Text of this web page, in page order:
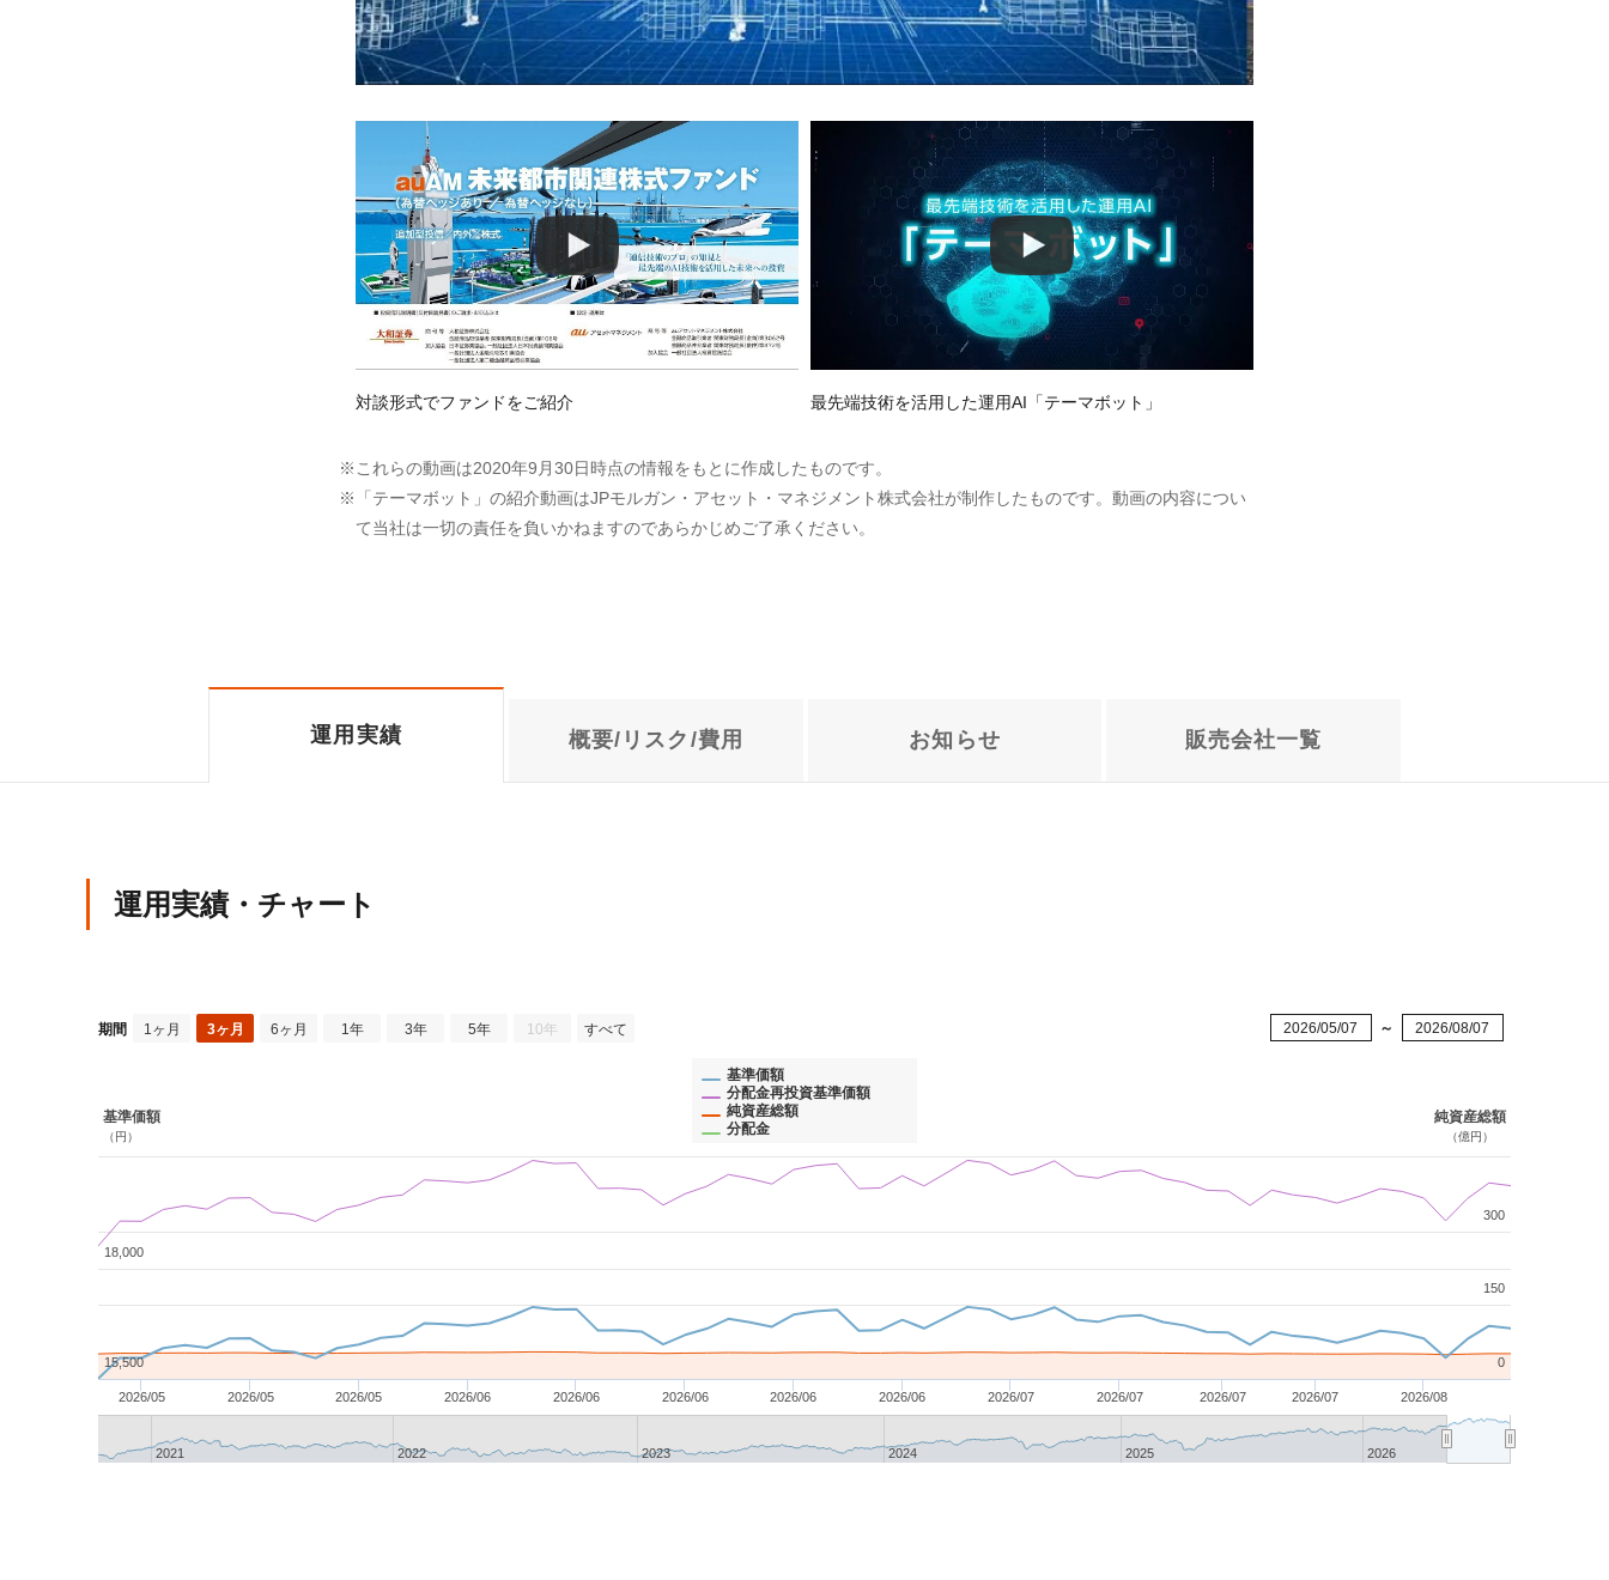
対談形式でファンドをご紹介 最先端技術を活用した運用AI「テーマボット」
※これらの動画は2020年9月30日時点の情報をもとに作成したものです。
※「テーマボット」の紹介動画はJPモルガン・アセット・マネジメント株式会社が制作したものです。動画の内容につい
て当社は一切の責任を負いかねますのであらかじめご了承ください。
運用実績 概要/リスク/費用 お知らせ 販売会社一覧
運用実績・チャート
2026/05 2026/05 2026/05 2026/06 2026/06 2026/06 2026/06 2026/06 2026/07 2026/07 2026/07 2026/07 2026/08
2021 2022 2023 2024 2025 2026
15,500
18,000
0
150
300
期間 1ヶ月 3ヶ月 6ヶ月 1年 3年 5年 10年 すべて 2026/05/07 ～ 2026/08/07
基準価額
（円）
純資産総額
（億円）
基準価額
分配金再投資基準価額
純資産総額
分配金